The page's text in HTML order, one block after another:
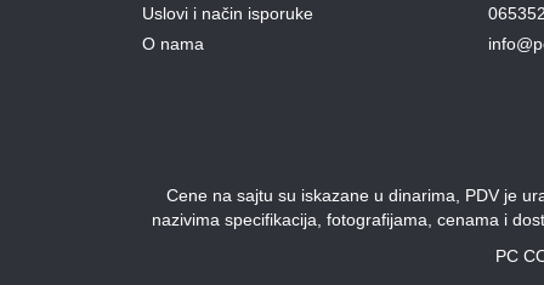
Uslovi i način isporuke
O nama
Cene na sajtu su iskazane u dinarima, PDV je
nazivima specifikacija, fotografijama, cenama i
PC